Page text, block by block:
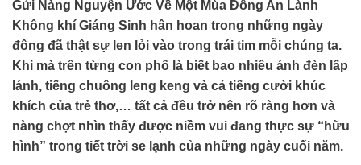
Gửi Nàng Nguyện Ước Về Một Mùa Đông An Lành
Không khí Giáng Sinh hân hoan trong những ngày
đông đã thật sự len lỏi vào trong trái tim mỗi chúng ta.
Khi mà trên từng con phố là biết bao nhiêu ánh đèn lấp
lánh, tiếng chuông leng keng và cả tiếng cười khúc
khích của trẻ thơ,… tất cả đều trở nên rõ ràng hơn và
nàng chợt nhìn thấy được niềm vui đang thực sự “hữu
hình” trong tiết trời se lạnh của những ngày cuối năm.